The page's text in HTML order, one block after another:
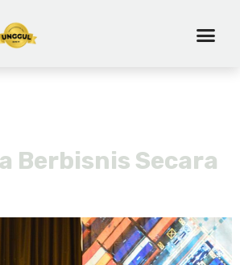
Berbisnis Secara